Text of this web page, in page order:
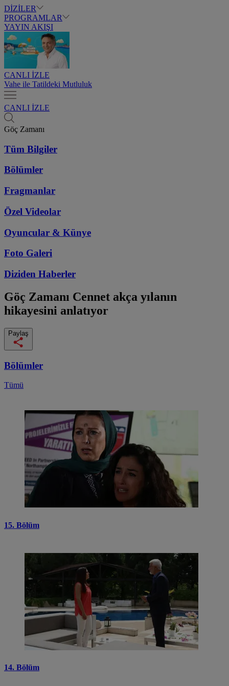
DİZİLER
PROGRAMLAR
YAYIN AKIŞI
CANLI İZLE
Vahe ile Tatildeki Mutluluk
CANLI İZLE
Göç Zamanı
Tüm Bilgiler
Bölümler
Fragmanlar
Özel Videolar
Oyuncular & Künye
Foto Galeri
Diziden Haberler
Göç Zamanı Cennet akça yılanın
hikayesini anlatıyor
Paylaş
Bölümler
Tümü
15. Bölüm
14. Bölüm